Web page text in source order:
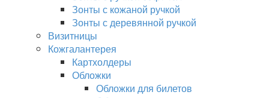
Зонты с кожаной ручкой
Зонты с деревянной ручкой
Визитницы
Кожгалантерея
Картхолдеры
Обложки
Обложки для билетов